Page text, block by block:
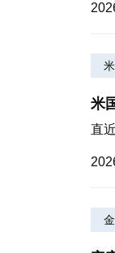
米
直